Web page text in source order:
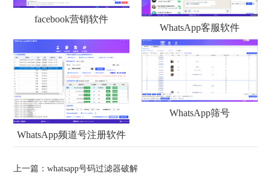
facebook营销软件
WhatsApp客服软件
WhatsApp频道号注册软件
WhatsApp筛号
上一篇：whatsapp号码过滤器破解